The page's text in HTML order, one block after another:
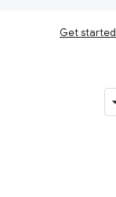
Get started